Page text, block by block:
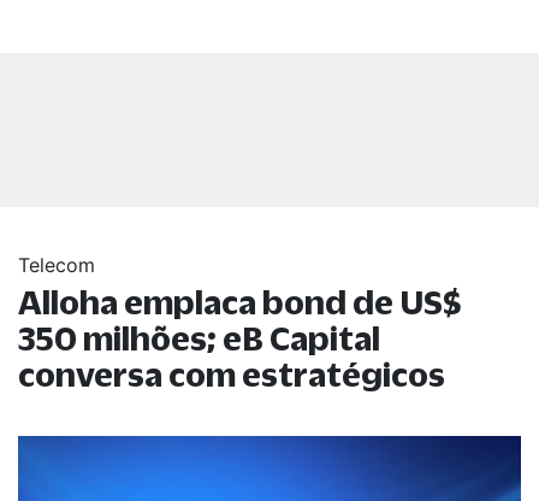
Telecom
Alloha emplaca bond de US$
350 milhões; eB Capital
conversa com estratégicos